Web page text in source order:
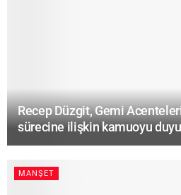
Recep Düzgit, Gemi
sürecine ilişkin kamuoyu
MANŞET